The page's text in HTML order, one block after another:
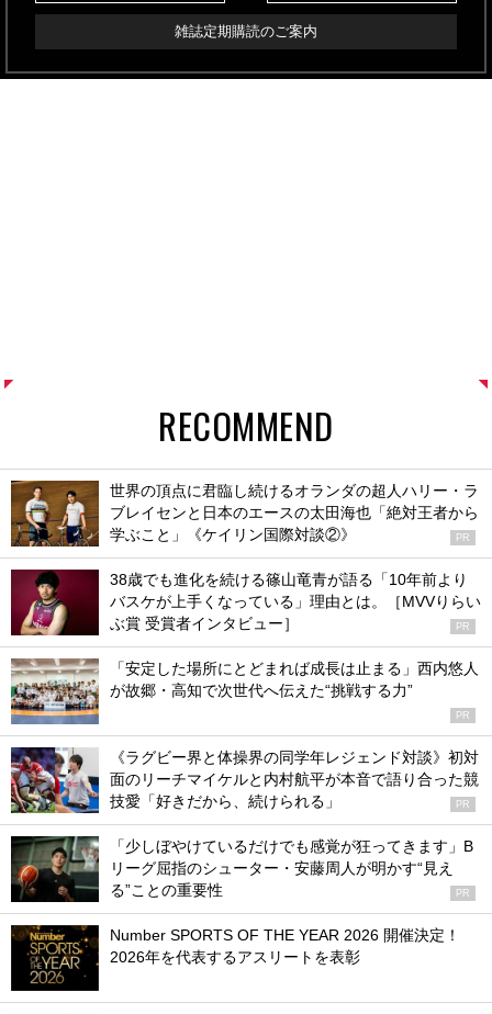
雑誌定期購読のご案内
RECOMMEND
世界の頂点に君臨し続けるオランダの超人ハリー・ラ
ブレイセンと日本のエースの太田海也「絶対王者から
学ぶこと」《ケイリン国際対談②》
PR
38歳でも進化を続ける篠山竜青が語る「10年前より
バスケが上手くなっている」理由とは。［MVVりらい
ぶ賞 受賞者インタビュー］
PR
「安定した場所にとどまれば成長は止まる」西内悠人
が故郷・高知で次世代へ伝えた“挑戦する力”
PR
《ラグビー界と体操界の同学年レジェンド対談》初対
面のリーチマイケルと内村航平が本音で語り合った競
技愛「好きだから、続けられる」
PR
「少しぼやけているだけでも感覚が狂ってきます」B
リーグ屈指のシューター・安藤周人が明かす“見え
る”ことの重要性
PR
Number SPORTS OF THE YEAR 2026 開催決定！
2026年を代表するアスリートを表彰